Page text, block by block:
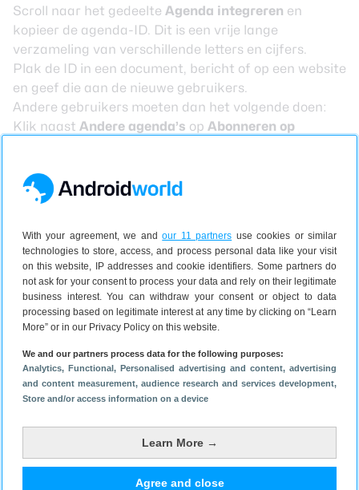
With your agreement, we andour 11 partners use cookies or similar
technologies to store, access, and process personal data like your visit
on this website, IP addresses and cookie identifiers. Some partners do
not ask for your consent to process your data and rely on their legitimate
business interest. You can withdraw your consent or object to data
processing based on legitimate interest at any time by clicking on “Learn
More” or in our Privacy Policy on this website.
We and our partners process data for the following purposes:
Analytics, Functional , Personalised advertising and content, advertising
and content measurement, audience research and services development,
Store and/or access information on a device
Learn More →
Agree and close
Scroll naar het gedeelte Agenda integreren en
kopieer de agenda-ID. Dit is een vrije lange
verzameling van verschillende letters en cijfers.
Plak de ID in een document, bericht of op een website
en geef die aan de nieuwe gebruikers.
Andere gebruikers moeten dan het volgende doen:
Klik naast Andere agenda’s op Abonneren op
en druk op Enter.
Nu kun je nog wat zaken aanpassen. Zo kun je elk
meteen ziet bij wie welke afspraak hoort. Je kunt een
kleur per persoon en per groep uitkiezen. Dit regel je
door een aangemaakte afspraak te openen en dan
naar op Bewerken te klikken (het potloodje). Naast
de naam zie je een kleur staan. Klik daarop om die
Maak jij gebruik van groepsagenda’s en zo ja, hoe ga
jij daarmee om?
Bekijk reacties